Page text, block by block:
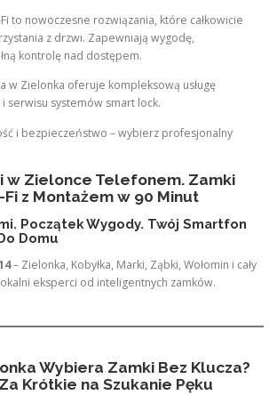
to nowoczesne rozwiązania, które całkowicie
z drzwi. Zapewniają wygodę,
kontrolę nad dostępem.
w Zielonka oferuje kompleksową usługę
serwisu systemów smart lock.
i bezpieczeństwo – wybierz profesjonalny
w Zielonce Telefonem. Zamki
z Montażem w 90 Minut
Początek Wygody. Twój Smartfon
Domu
– Zielonka, Kobyłka, Marki, Ząbki, Wołomin i cały
eksperci od inteligentnych zamków.
Wybiera Zamki Bez Klucza?
Krótkie na Szukanie Pęku